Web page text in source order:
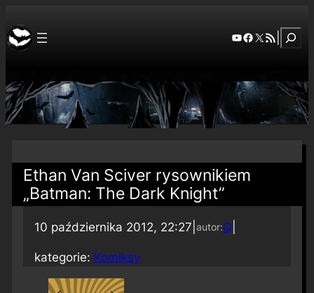
YouTube
Facebook
X RSS Feed
Ethan Van Sciver rysownikiem
„Batman: The Dark Knight”
10 października 2012, 22:27 autor:Q
kategorie: Komiksy